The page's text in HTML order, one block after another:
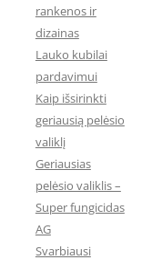
rankenos ir
dizainas
Lauko kubilai
pardavimui
Kaip išsirinkti
geriausią pelėsio
valiklį
Geriausias
pelėsio valiklis –
Super fungicidas
AG
Svarbiausi